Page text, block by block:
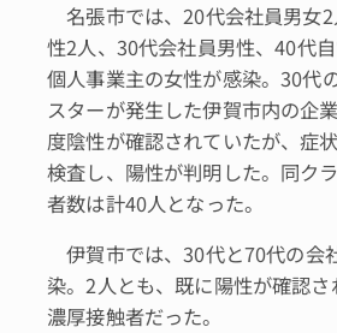
名張市では、20代会社員男女
性2人、30代会社員男性、40代
個人事業主の女性が感染。30代
スターが発生した伊賀市内の企
度陰性が確認されていたが、症
検査し、陽性が判明した。同ク
者数は計40人となった。
伊賀市では、30代と70代の会
染。2人とも、既に陽性が確認
濃厚接触者だった。